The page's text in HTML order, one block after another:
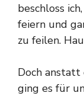
beschloss
feiern und
zu feilen.
Doch anstatt
ging es für